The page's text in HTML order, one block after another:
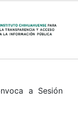
a Sesión